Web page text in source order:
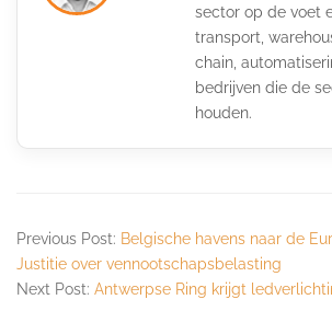
sector op de voet
transport,
chain,
bedrijven die de
houden.
Previous Post: Belgische havens naar de
Justitie over vennootschapsbelasting
Next Post: Antwerpse Ring krijgt